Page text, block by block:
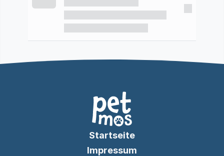
Startseite
Impressum